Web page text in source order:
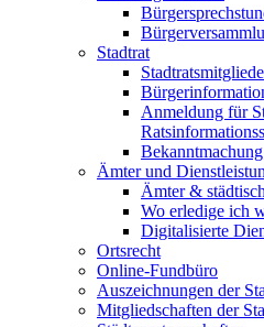
Stadtrat
Anmeldung für
Ämter und
Ämter &
Wo erledige ich
Digitalisierte
Ortsrecht
Online-Fundbüro
Auszeichnungen der
Mitgliedschaften der